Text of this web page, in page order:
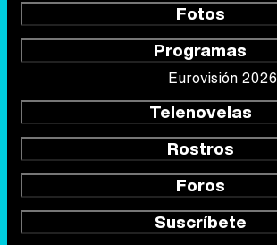
Fotos
Programas
Eurovisión 2026
Telenovelas
Rostros
Foros
Suscríbete